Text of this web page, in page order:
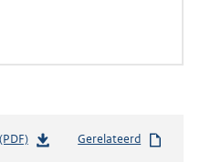
b
Gerelateerd